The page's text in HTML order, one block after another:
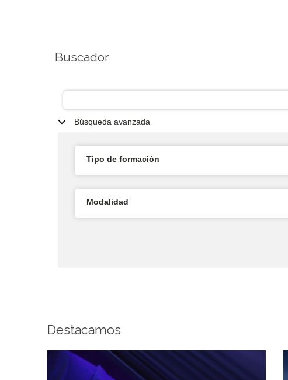
Buscador
Búsqueda avanzada
Tipo de formación
Modalidad
Destacamos